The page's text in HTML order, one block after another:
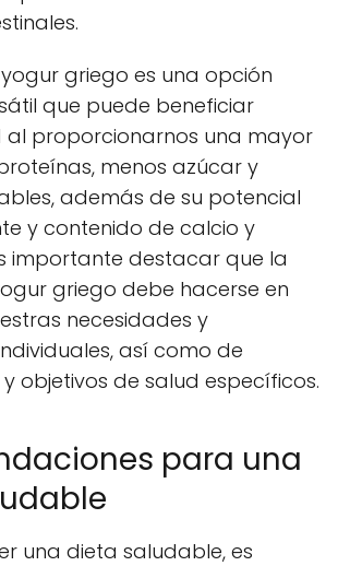
yogur griego es una opción
que puede beneficiar
al proporcionarnos una mayor
menos azúcar y
además de su potencial
y contenido de calcio y
importante destacar que la
griego debe hacerse en
necesidades y
así como de
objetivos de salud específicos.
para una
una dieta saludable, es